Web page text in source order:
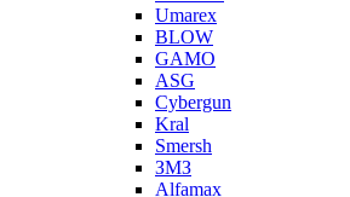
Umarex
BLOW
GAMO
ASG
Cybergun
Kral
Smersh
ЗМЗ
Alfamax